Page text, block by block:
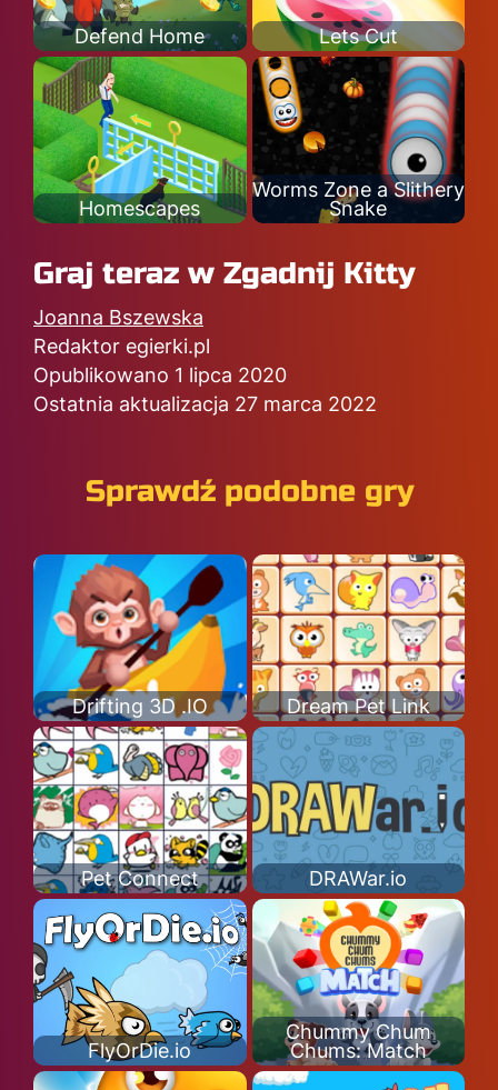
Defend Home Lets Cut
Homescapes
Worms Zone a Slithery
Snake
Graj teraz w Zgadnij Kitty
Joanna Bszewska
Redaktor egierki.pl
Opublikowano 1 lipca 2020
Ostatnia aktualizacja 27 marca 2022
Sprawdź podobne gry
Drifting 3D .IO Dream Pet Link
Pet Connect DRAWar.io
FlyOrDie.io
Chummy Chum
Chums: Match